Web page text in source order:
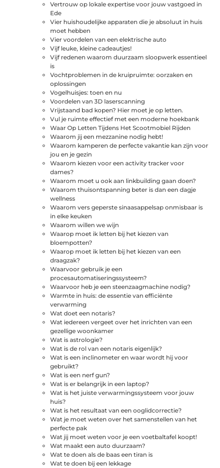
Vertrouw op lokale expertise voor jouw vastgoed in
Ede
Vier huishoudelijke apparaten die je absoluut in huis
moet hebben
Vier voordelen van een elektrische auto
Vijf leuke, kleine cadeautjes!
Vijf redenen waarom duurzaam sloopwerk essentieel
is
Vochtproblemen in de kruipruimte: oorzaken en
oplossingen
Vogelhuisjes: toen en nu
Voordelen van 3D laserscanning
Vrijstaand bad kopen? Hier moet je op letten.
Vul je ruimte effectief met een moderne hoekbank
Waar Op Letten Tijdens Het Scootmobiel Rijden
Waarom jij een mezzanine nodig hebt!
Waarom kamperen de perfecte vakantie kan zijn voor
jou en je gezin
Waarom kiezen voor een activity tracker voor
dames?
Waarom moet u ook aan linkbuilding gaan doen?
Waarom thuisontspanning beter is dan een dagje
wellness
Waarom vers geperste sinaasappelsap onmisbaar is
in elke keuken
Waarom willen we wijn
Waarop moet ik letten bij het kiezen van
bloempotten?
Waarop moet ik letten bij het kiezen van een
draagzak?
Waarvoor gebruik je een
procesautomatiseringssysteem?
Waarvoor heb je een steenzaagmachine nodig?
Warmte in huis: de essentie van efficiënte
verwarming
Wat doet een notaris?
Wat iedereen vergeet over het inrichten van een
gezellige woonkamer
Wat is astrologie?
Wat is de rol van een notaris eigenlijk?
Wat is een inclinometer en waar wordt hij voor
gebruikt?
Wat is een nerf gun?
Wat is er belangrijk in een laptop?
Wat is het juiste verwarmingssysteem voor jouw
huis? ‍
Wat is het resultaat van een ooglidcorrectie?
Wat je moet weten over het samenstellen van het
perfecte pak
Wat jij moet weten voor je een voetbaltafel koopt!
Wat maakt een auto duurzaam?
Wat te doen als de baas een tiran is
Wat te doen bij een lekkage